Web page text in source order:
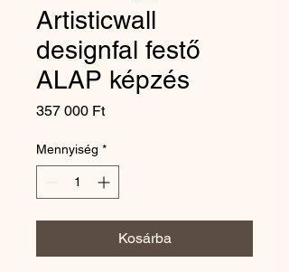
Artisticwall
designfal festő
ALAP képzés
357 000 FtÁr
Mennyiség *
Kosárba